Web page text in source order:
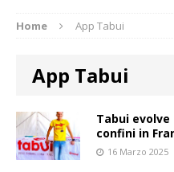
Home App Tabui
App Tabui
Tabui
confini in
16 Marzo 2025